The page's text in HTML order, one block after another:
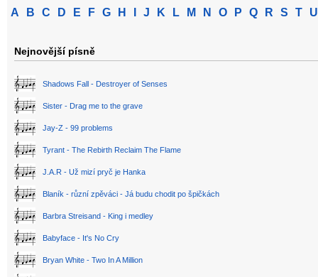
A B C D E F G H J K L M N O P Q R S T U
Nejnovější písně
Shadows Fall - Destroyer of Senses
Sister - Drag me to the grave
Jay-Z - 99 problems
Tyrant - The Rebirth Reclaim The Flame
J.A.R - Už mizí pryč je Hanka
Blaník - různí zpěváci - Já budu chodit po špičkách
Barbra Streisand - King i medley
Babyface - It's No Cry
Bryan White - Two In A Million